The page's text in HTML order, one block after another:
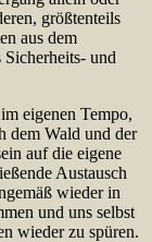
größtenteils
aus dem
und
eigenen Tempo,
dem Wald und der
auf die eigene
Austausch
wieder in
und uns selbst
wieder zu spüren.